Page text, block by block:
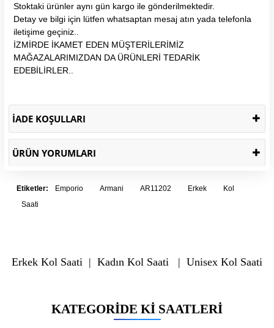
Stoktaki ürünler aynı gün kargo ile gönderilmektedir.
Detay ve bilgi için lütfen whatsaptan mesaj atın yada telefonla
iletişime geçiniz..
İZMİRDE İKAMET EDEN MÜŞTERİLERİMİZ
MAĞAZALARIMIZDAN DA ÜRÜNLERİ TEDARİK
EDEBİLİRLER..
İADE KOŞULLARI
ÜRÜN YORUMLARI
Etiketler: Emporio Armani AR11202 Erkek
Kol
Saati
Erkek Kol Saati | Kadın Kol Saati | Unisex Kol Saati
KATEGORIDE KI SAATLERI